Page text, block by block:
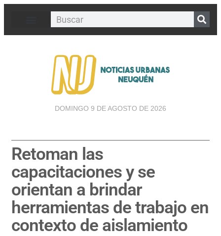
DOMINGO 9 DE AGOSTO DE 2026
Retoman las
capacitaciones y se
orientan a brindar
herramientas de trabajo en
contexto de aislamiento